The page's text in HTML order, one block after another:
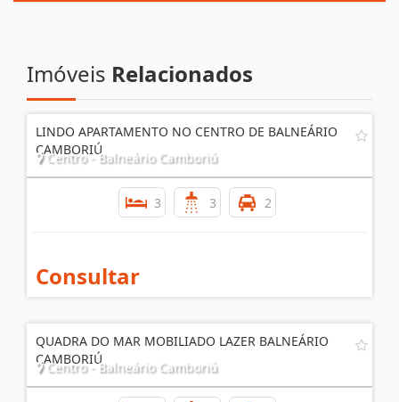
Imóveis Relacionados
LINDO APARTAMENTO NO CENTRO DE BALNEÁRIO
CAMBORIÚ
Centro - Balneário Camboriú
3 3 2
Consultar
QUADRA DO MAR MOBILIADO LAZER BALNEÁRIO
CAMBORIÚ
Centro - Balneário Camboriú